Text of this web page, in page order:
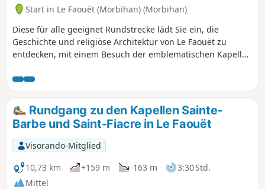
Start in Le Faouët (Morbihan) (Morbihan)
Diese für alle geeignet Rundstrecke lädt Sie ein, die
Geschichte und religiöse Architektur von Le Faouët zu
entdecken, mit einem Besuch der emblematischen Kapellen
Dorf können Sie unter den Markthallen flanieren und das
Museum besuchen oder einfach eine kulinarische Pause in
einem der Geschäfte oder Restaurants einlegen.
Rundgang zu den Kapellen Sainte-
Barbe und Saint-Fiacre in Le Faouët
Visorando-Mitglied
10,73 km
+159 m -163 m
3:30 Std.
Mittel